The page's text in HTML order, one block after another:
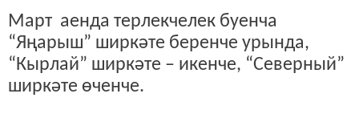
Март аенда терлекчелек буенча
“Яңарыш” ширкәте беренче урында,
“Кырлай” ширкәте – икенче, “Северный”
ширкәте өченче.